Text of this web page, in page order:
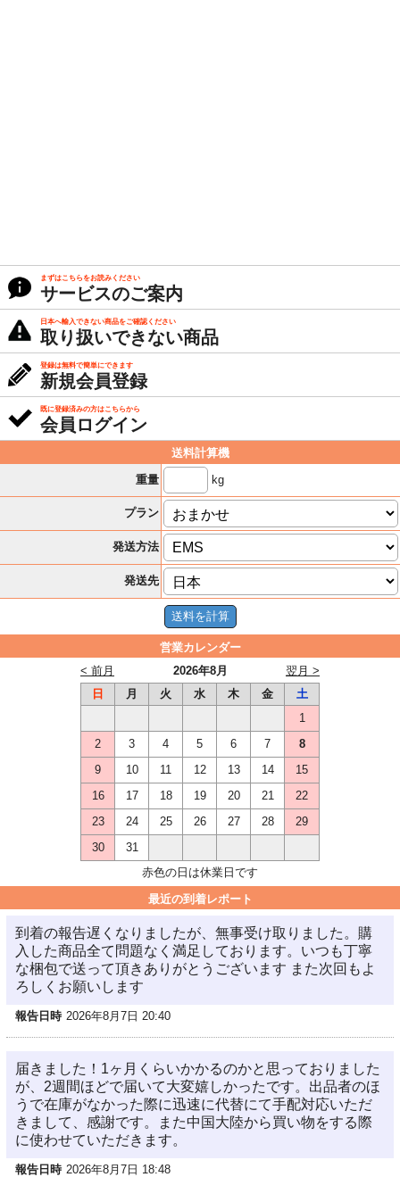
まずはこちらをお読みください
サービスのご案内
日本へ輸入できない商品をご確認ください
取り扱いできない商品
登録は無料で簡単にできます
新規会員登録
既に登録済みの方はこちらから
会員ログイン
送料計算機
重量
kg
プラン
発送方法
発送先
営業カレンダー
2026年8月
< 前月
翌月 >
日
月 火 水 木 金
土
1
2
3 4 5 6 7
8
9
10 11 12 13 14
15
16
17 18 19 20 21
22
23
24 25 26 27 28
29
30
31
赤色の日は休業日です
最近の到着レポート
到着の報告遅くなりましたが、無事受け取りました。購
入した商品全て問題なく満足しております。いつも丁寧
な梱包で送って頂きありがとうございます また次回もよ
ろしくお願いします
報告日時 2026年8月7日 20:40
届きました！1ヶ月くらいかかるのかと思っておりました
が、2週間ほどで届いて大変嬉しかったです。出品者のほ
うで在庫がなかった際に迅速に代替にて手配対応いただ
きまして、感謝です。また中国大陸から買い物をする際
に使わせていただきます。
報告日時 2026年8月7日 18:48